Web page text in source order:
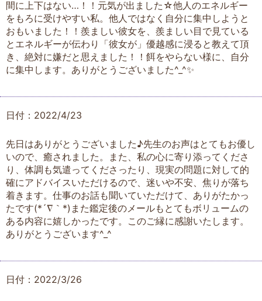
間に上下はない…！！元気が出ました☆他人のエネルギー
をもろに受けやすい私。他人ではなく自分に集中しようと
おもいました！！羨ましい彼女を、羨ましい目で見ている
とエネルギーが伝わり「彼女が」優越感に浸ると教えて頂
き、絶対に嫌だと思えました！！餌をやらない様に、自分
に集中します。ありがとうございました^_^✨
日付：2022/4/23
先日はありがとうございました♪先生のお声はとてもお優し
いので、癒されました。また、私の心に寄り添ってくださ
り、体調も気遣ってくださったり、現実の問題に対して的
確にアドバイスいただけるので、迷いや不安、焦りが落ち
着きます。仕事のお話も聞いていただけて、ありがたかっ
たです(*´∇｀*)また鑑定後のメールもとてもボリュームの
ある内容に嬉しかったです。このご縁に感謝いたします。
ありがとうございます^_^
日付：2022/3/26